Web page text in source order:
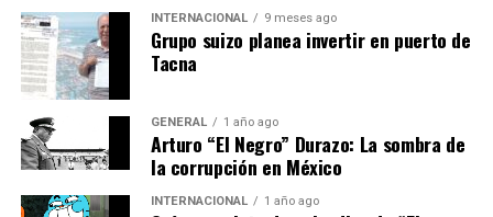
El Futuro del Comercio
Electrónico en la Región
Mirando hacia el futuro, se espera que la digitalización
continúe transformando el panorama del comercio
minorista en América Latina. La integración de
tecnologías emergentes como la inteligencia artificial y
INTERNACIONAL 9 meses ago
Grupo suizo planea invertir en puerto de
Tacna
GENERAL 1 año ago
Arturo “El Negro” Durazo: La sombra de
la corrupción en México
INTERNACIONAL 1 año ago